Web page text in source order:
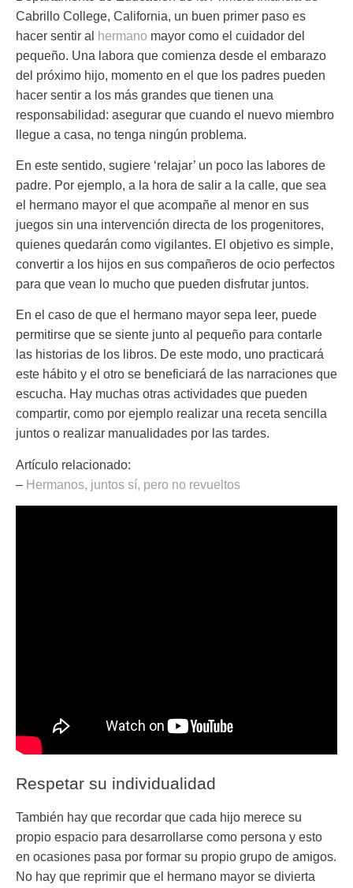
Cabrillo College, California, un buen primer paso es
hacer sentir al
hermano mayor como el cuidador del
pequeño. Una labora que comienza desde el embarazo
del próximo hijo, momento en el que los padres pueden
hacer sentir a los más grandes que tienen una
responsabilidad: asegurar que cuando el nuevo miembro
llegue a casa, no tenga ningún problema.
En este sentido, sugiere ‘relajar’ un poco las labores de
padre. Por ejemplo, a la hora de salir a la calle, que sea
el hermano mayor el que acompañe al menor en sus
juegos sin una intervención directa de los progenitores,
quienes quedarán como vigilantes. El objetivo es simple,
convertir a los hijos en sus compañeros de ocio perfectos
para que vean lo mucho que pueden disfrutar juntos.
En el caso de que el hermano mayor sepa leer, puede
permitirse que se siente junto al pequeño para contarle
las historias de los libros. De este modo, uno practicará
este hábito y el otro se beneficiará de las narraciones que
escucha. Hay muchas otras actividades que pueden
compartir, como por ejemplo realizar una receta sencilla
juntos o realizar manualidades por las tardes.
Artículo relacionado:
– Hermanos, juntos sí, pero no revueltos
Respetar su individualidad
También hay que recordar que cada hijo merece su
propio espacio para desarrollarse como persona y esto
en ocasiones pasa por formar su propio grupo de amigos.
No hay que reprimir que el hermano mayor se divierta